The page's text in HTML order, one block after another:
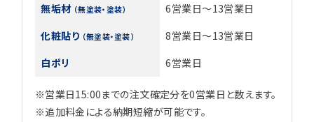
無垢材 （無塗装・塗装）
6営業日～13営業日
化粧貼り （無塗装・塗装）
8営業日～13営業日
白ポリ
6営業日
※営業日15:00までの注文確定分を0営業日と数えます。
※追加料金による納期短縮が可能です。